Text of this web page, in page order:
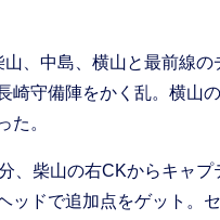
、中島、横山と最前線の
崎守備陣をかく乱。横山
た。
、柴山の右CKからキャプ
ッドで追加点をゲット。